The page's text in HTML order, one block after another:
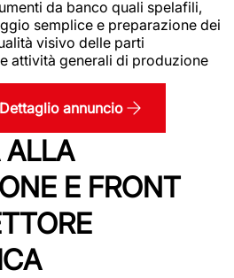
da banco quali spelafili,
semplice e preparazione dei
visivo delle parti
attività generali di produzione
Dettaglio annuncio
ALLA
E FRONT